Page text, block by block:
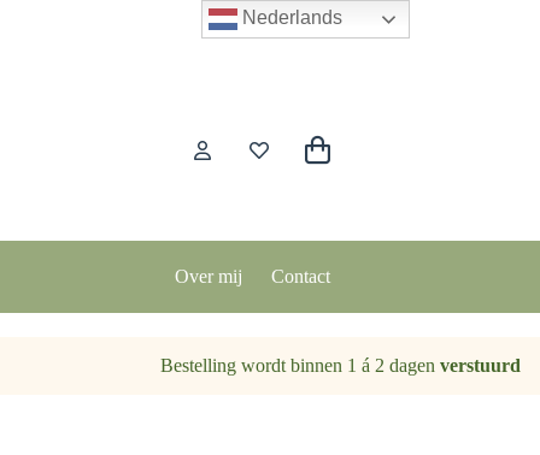
Winkelwagen
Over mij Contact
Bestelling wordt binnen 1 á 2 dagen verstuurd
Nederlands